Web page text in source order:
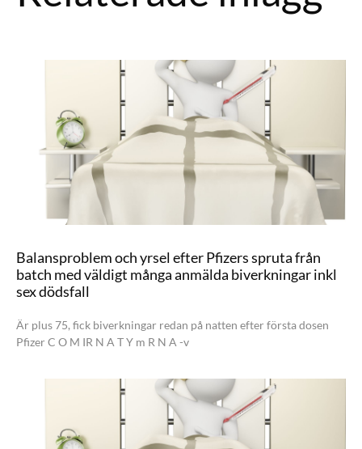
Balansproblem och yrsel efter Pfizers spruta från
batch med väldigt många anmälda biverkningar inkl
sex dödsfall
Är plus 75, fick biverkningar redan på natten efter första dosen
Pfizer C O M IR N A T Y m R N A -v